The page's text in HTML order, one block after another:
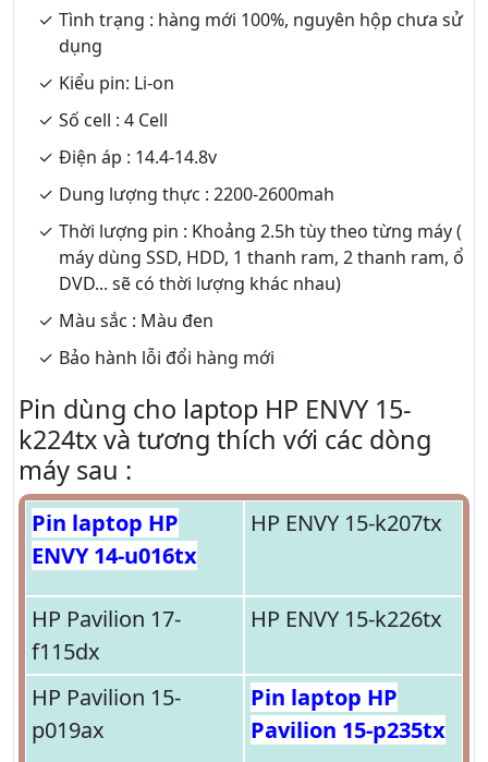
Tình trạng : hàng mới 100%, nguyên hộp chưa sử
dụng
Kiểu pin: Li-on
Số cell : 4 Cell
Điện áp : 14.4-14.8v
Dung lượng thực : 2200-2600mah
Thời lượng pin : Khoảng 2.5h tùy theo từng máy (
máy dùng SSD, HDD, 1 thanh ram, 2 thanh ram, ổ
DVD... sẽ có thời lượng khác nhau)
Màu sắc : Màu đen
Bảo hành lỗi đổi hàng mới
Pin dùng cho laptop HP ENVY 15-
k224tx và tương thích với các dòng
máy sau :
Pin laptop HP
ENVY 14-u016tx
HP ENVY 15-k207tx
HP Pavilion 17-
f115dx
HP ENVY 15-k226tx
HP Pavilion 15-
p019ax
Pin laptop HP
Pavilion 15-p235tx